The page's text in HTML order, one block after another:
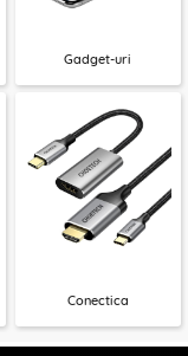
Gadget-uri
Conectica